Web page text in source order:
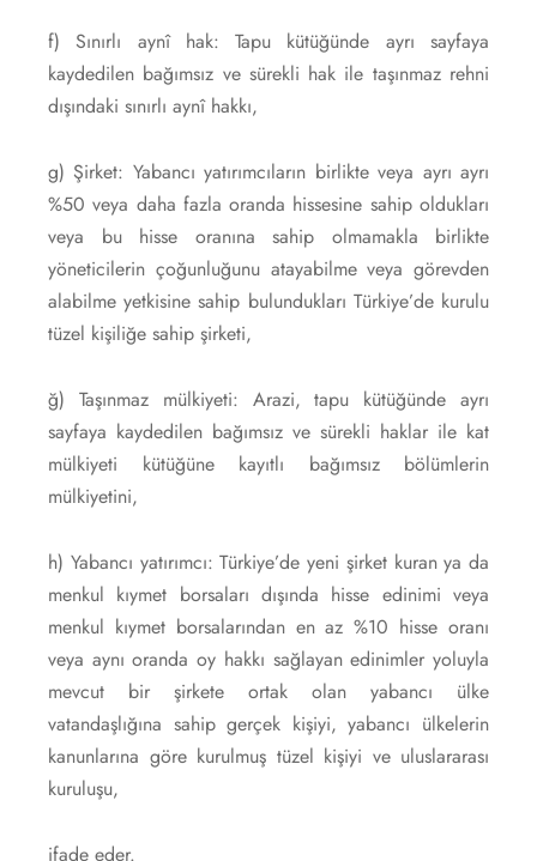
f) Sınırlı aynî hak: Tapu kütüğünde ayrı sayfaya
kaydedilen bağımsız ve sürekli hak ile taşınmaz rehni
dışındaki sınırlı aynî hakkı,
g) Şirket: Yabancı yatırımcıların birlikte veya ayrı ayrı
%50 veya daha fazla oranda hissesine sahip oldukları
veya bu hisse oranına sahip olmamakla birlikte
yöneticilerin çoğunluğunu atayabilme veya görevden
alabilme yetkisine sahip bulundukları Türkiye’de kurulu
tüzel kişiliğe sahip şirketi,
ğ) Taşınmaz mülkiyeti: Arazi, tapu kütüğünde ayrı
sayfaya kaydedilen bağımsız ve sürekli haklar ile kat
mülkiyeti kütüğüne kayıtlı bağımsız bölümlerin
mülkiyetini,
h) Yabancı yatırımcı: Türkiye’de yeni şirket kuran ya da
menkul kıymet borsaları dışında hisse edinimi veya
menkul kıymet borsalarından en az %10 hisse oranı
veya aynı oranda oy hakkı sağlayan edinimler yoluyla
mevcut bir şirkete ortak olan yabancı ülke
vatandaşlığına sahip gerçek kişiyi, yabancı ülkelerin
kanunlarına göre kurulmuş tüzel kişiyi ve uluslararası
kuruluşu,
ifade eder.